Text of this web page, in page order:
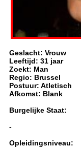
Geslacht: Vrouw
Leeftijd: 31 jaar
Zoekt: Man
Regio: Brussel
Postuur: Atletisch
Afkomst: Blank
Burgelijke Staat:
-
Opleidingsniveau: